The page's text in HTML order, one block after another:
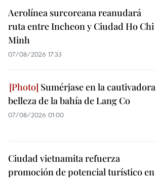
Aerolínea surcoreana reanudará
ruta entre Incheon y Ciudad Ho Chi
Minh
07/08/2026 17:33
Sumérjase en la cautivadora
belleza de la bahía de Lang Co
07/08/2026 01:00
Ciudad vietnamita refuerza
promoción de potencial turístico en